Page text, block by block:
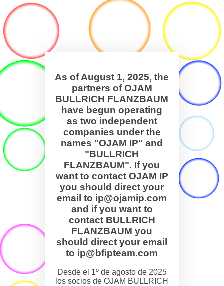
As of August 1, 2025, the
partners of OJAM
BULLRICH FLANZBAUM
have begun operating
as two independent
companies under the
names "OJAM IP" and
"BULLRICH
FLANZBAUM". If you
want to contact OJAM IP
you should direct your
email to ip@ojamip.com
and if you want to
contact BULLRICH
FLANZBAUM you
should direct your email
to ip@bfipteam.com
Desde el 1º de agosto de 2025
los socios de OJAM BULLRICH